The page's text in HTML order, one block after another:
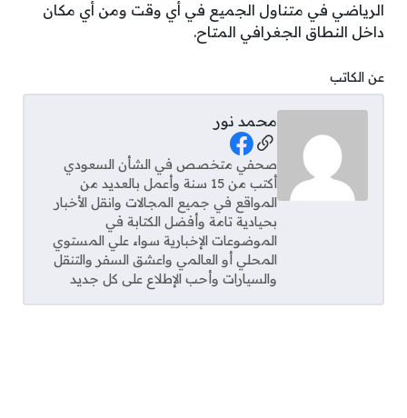
الرياضي في متناول الجميع في أي وقت ومن أي مكان
داخل النطاق الجغرافي المتاح.
عن الكاتب
محمد نور
Social Links
صحفي متخصص في الشأن السعودي
أكتب من 15 سنة وأعمل بالعديد من
المواقع في جميع المجالات وانقل الأخبار
بحيادية تامة وأفضل الكتابة في
الموضوعات الإخبارية سواء علي المستوي
المحلي أو العالمي واعشق السفر والتنقل
والسيارات وأحب الإطلاع على كل جديد